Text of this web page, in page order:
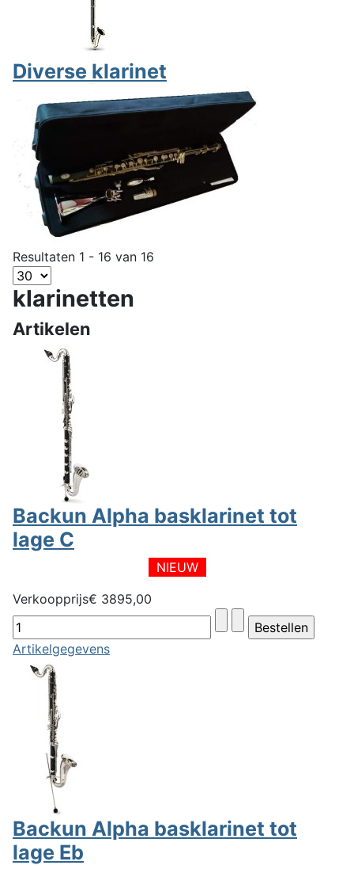
Diverse klarinet
Resultaten 1 - 16 van 16
klarinetten
Artikelen
Backun Alpha basklarinet tot
lage C
NIEUW
Verkoopprijs€ 3895,00
Artikelgegevens
Backun Alpha basklarinet tot
lage Eb